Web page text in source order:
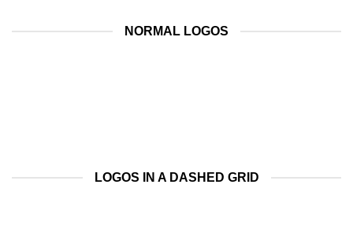
NORMAL LOGOS
LOGOS IN A DASHED GRID